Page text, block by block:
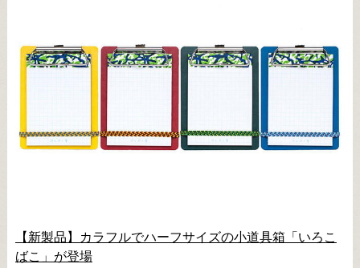
【新製品】カラフルでハーフサイズの小道具箱「いろこ
ばこ」が登場